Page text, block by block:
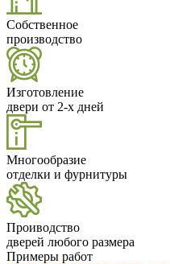
Собственное
производство
Изготовление
двери от 2-х дней
Многообразие
отделки и фурнитуры
Проиводство
дверей любого размера
Примеры работ